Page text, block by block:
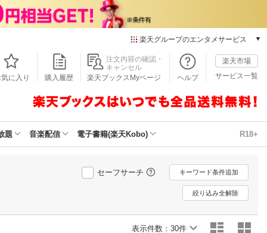
楽天グループのエンタメサービス
本/ゲーム/CD/DVD
楽天ブックス
楽天Kobo
動画配信
楽天TV
動画配信ガイド
無料テレビ
気に入り 購入履歴
注文内容の確認・
キャンセル
楽天ブックスMyページ
ヘルプ
楽天市場
サービス一覧
題 音楽配信 電子書籍(楽天Kobo) R18+
セーフサーチ キーワード条件追加
絞り込み全解除
表示件数： 30件